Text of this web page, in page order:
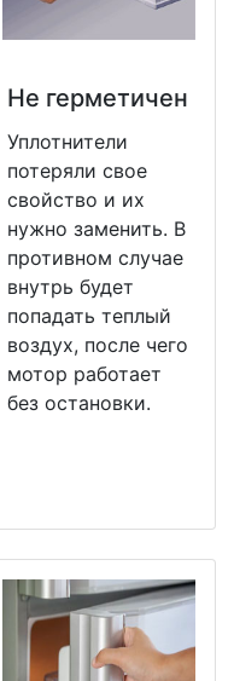
Не герметичен
Уплотнители
потеряли свое
свойство и их
нужно заменить. В
противном случае
внутрь будет
попадать теплый
воздух, после чего
мотор работает
без остановки.